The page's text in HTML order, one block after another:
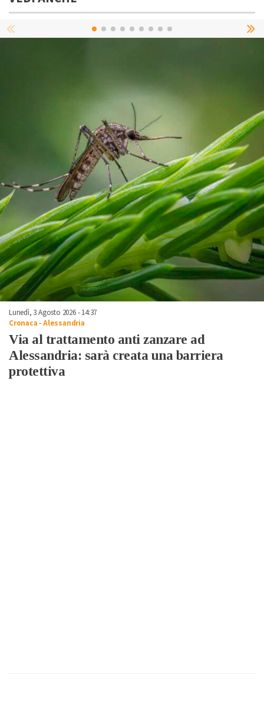
Lunedì, 3 Agosto 2026 - 14:37
Cronaca-Alessandria
Via al trattamento anti zanzare ad
Alessandria: sarà creata una barriera
protettiva